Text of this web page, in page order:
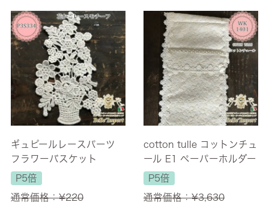
ギュピールレースパーツ
フラワーバスケット
P5倍
通常価格：¥220
cotton tulle コットンチュ
ール E1 ペーパーホルダー
P5倍
通常価格：¥3,630